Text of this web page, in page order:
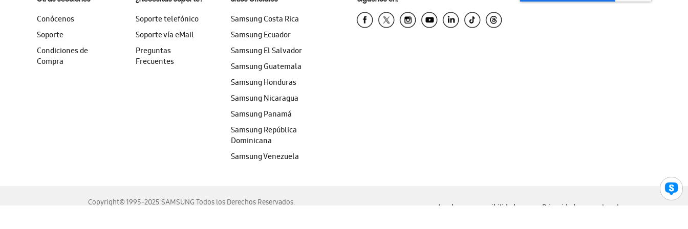
Conócenos
Soporte
Condiciones de
Compra
Soporte telefónico
Soporte vía eMail
Preguntas
Frecuentes
Samsung Costa Rica
Samsung Ecuador
Samsung El Salvador
Samsung Guatemala
Samsung Honduras
Samsung Nicaragua
Samsung Panamá
Samsung República
Dominicana
Samsung Venezuela
Copyright© 1995-2025 SAMSUNG Todos los Derechos Reservados.
Ayuda para accesibilidad Privacidad Legal